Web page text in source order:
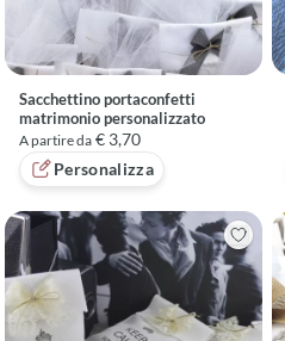
Sacchettino portaconfetti
matrimonio personalizzato
A partire da € 3,70
Personalizza